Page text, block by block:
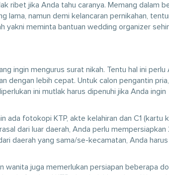
ribet jika Anda tahu caranya. Memang dalam
lama, namun demi kelancaran pernikahan,
yakni meminta bantuan wedding organizer
ingin mengurus surat nikah. Tentu hal ini perlu
dengan lebih cepat. Untuk calon pengantin
ini mutlak harus dipenuhi jika Anda ingin
ada fotokopi KTP, akte kelahiran dan C1 (kartu
dari luar daerah, Anda perlu mempersiapkan
daerah yang sama/se-kecamatan, Anda harus
wanita juga memerlukan persiapan beberapa